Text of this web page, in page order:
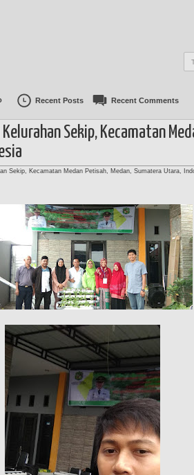
Recent Posts Recent Comments
Sekip, Kecamatan
Sekip, Kecamatan Medan Petisah, Medan, Sumatera Utara,